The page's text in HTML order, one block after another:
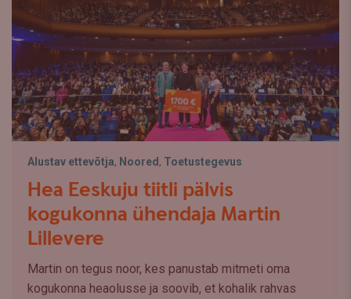
Alustav ettevõtja, Noored , Toetustegevus
Hea Eeskuju tiitli pälvis
kogukonna ühendaja Martin
Lillevere
Martin on tegus noor, kes panustab mitmeti oma
kogukonna heaolusse ja soovib, et kohalik rahvas